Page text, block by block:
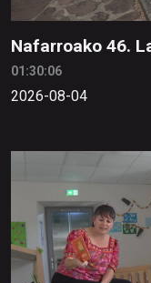
Nafarroako 46.
01:30:06
2026-08-04